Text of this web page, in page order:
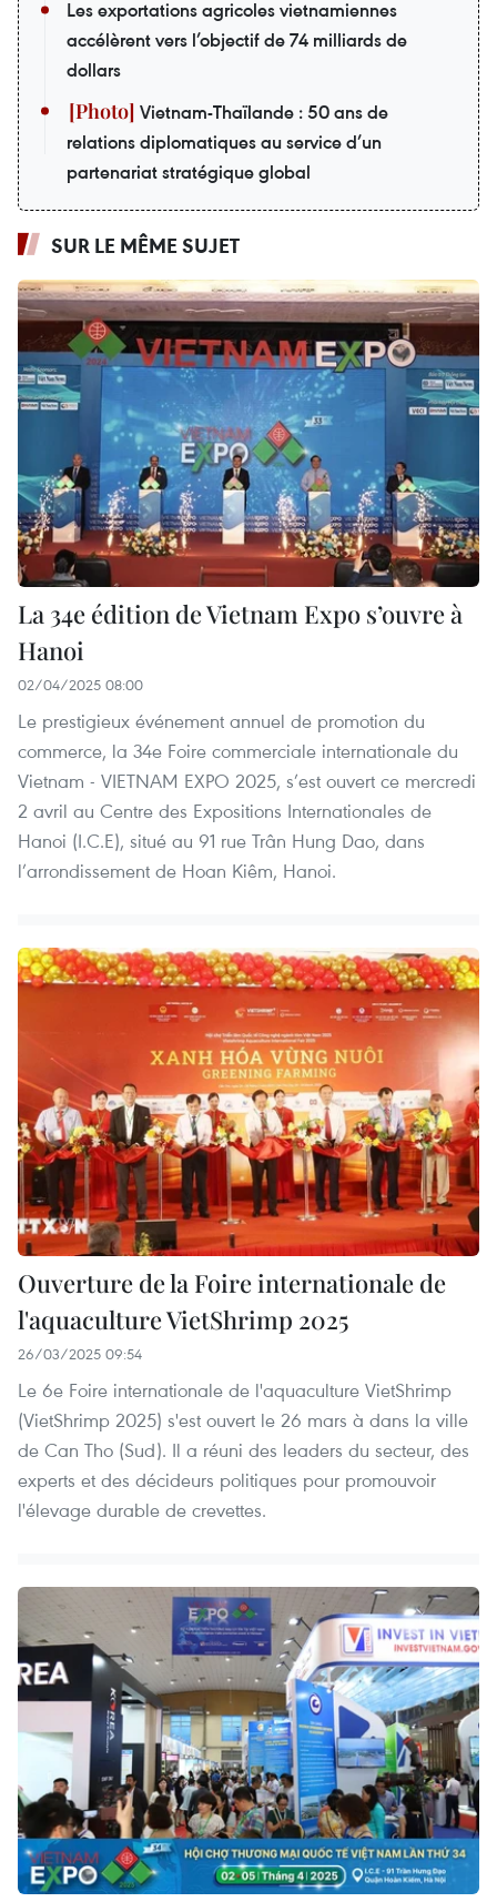
Les exportations agricoles vietnamiennes
accélèrent vers l’objectif de 74 milliards de
dollars
Vietnam-Thaïlande : 50 ans de
relations diplomatiques au service d’un
partenariat stratégique global
SUR LE MÊME SUJET
La 34e édition de Vietnam Expo s’ouvre à
Hanoi
02/04/2025 08:00
Le prestigieux événement annuel de promotion du
commerce, la 34e Foire commerciale internationale du
Vietnam - VIETNAM EXPO 2025, s’est ouvert ce mercredi
2 avril au Centre des Expositions Internationales de
Hanoi (I.C.E), situé au 91 rue Trân Hung Dao, dans
l’arrondissement de Hoan Kiêm, Hanoi.
Ouverture de la Foire internationale de
l'aquaculture VietShrimp 2025
26/03/2025 09:54
Le 6e Foire internationale de l'aquaculture VietShrimp
(VietShrimp 2025) s'est ouvert le 26 mars à dans la ville
de Can Tho (Sud). Il a réuni des leaders du secteur, des
experts et des décideurs politiques pour promouvoir
l'élevage durable de crevettes.